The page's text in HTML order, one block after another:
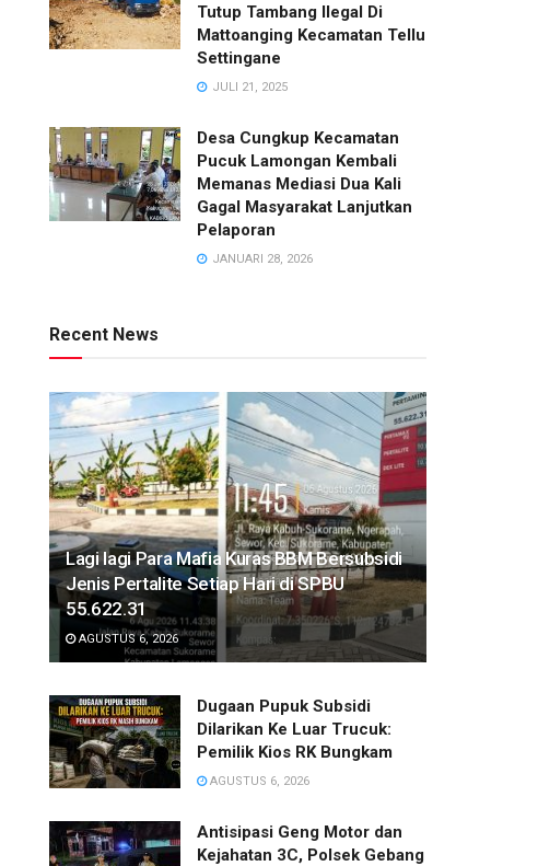
Tutup Tambang Ilegal Di
Mattoanging Kecamatan Tellu
Settingane
JULI 21, 2025
Desa Cungkup Kecamatan
Pucuk Lamongan Kembali
Memanas Mediasi Dua Kali
Gagal Masyarakat Lanjutkan
Pelaporan
JANUARI 28, 2026
Recent News
Lagi lagi Para Mafia Kuras BBM Bersubsidi
Jenis Pertalite Setiap Hari di SPBU
55.622.31
AGUSTUS 6, 2026
‎Dugaan Pupuk Subsidi
Dilarikan Ke Luar Trucuk:
Pemilik Kios RK Bungkam
AGUSTUS 6, 2026
Antisipasi Geng Motor dan
Kejahatan 3C, Polsek Gebang